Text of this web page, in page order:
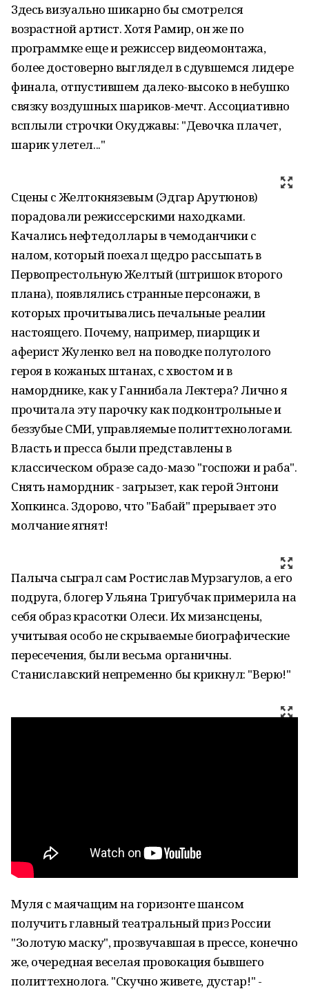
Здесь визуально шикарно бы смотрелся
возрастной артист. Хотя Рамир, он же по
программке еще и режиссер видеомонтажа,
более достоверно выглядел в сдувшемся лидере
финала, отпустившем далеко-высоко в небушко
связку воздушных шариков-мечт. Ассоциативно
всплыли строчки Окуджавы: "Девочка плачет,
шарик улетел..."
Сцены с Желтокнязевым (Эдгар Арутюнов)
порадовали режиссерскими находками.
Качались нефтедоллары в чемоданчики с
налом, который поехал щедро рассыпать в
Первопрестольную Желтый (штришок второго
плана), появлялись странные персонажи, в
которых прочитывались печальные реалии
настоящего. Почему, например, пиарщик и
аферист Жуленко вел на поводке полуголого
героя в кожаных штанах, с хвостом и в
наморднике, как у Ганнибала Лектера? Лично я
прочитала эту парочку как подконтрольные и
беззубые СМИ, управляемые политтехнологами.
Власть и пресса были представлены в
классическом образе садо-мазо "госпожи и раба".
Снять намордник - загрызет, как герой Энтони
Хопкинса. Здорово, что "Бабай" прерывает это
молчание ягнят!
Палыча сыграл сам Ростислав Мурзагулов, а его
подруга, блогер Ульяна Тригубчак примерила на
себя образ красотки Олеси. Их мизансцены,
учитывая особо не скрываемые биографические
пересечения, были весьма органичны.
Станиславский непременно бы крикнул: "Верю!"
Муля с маячащим на горизонте шансом
получить главный театральный приз России
"Золотую маску", прозвучавшая в прессе, конечно
же, очередная веселая провокация бывшего
политтехнолога. "Скучно живете, дустар!" -